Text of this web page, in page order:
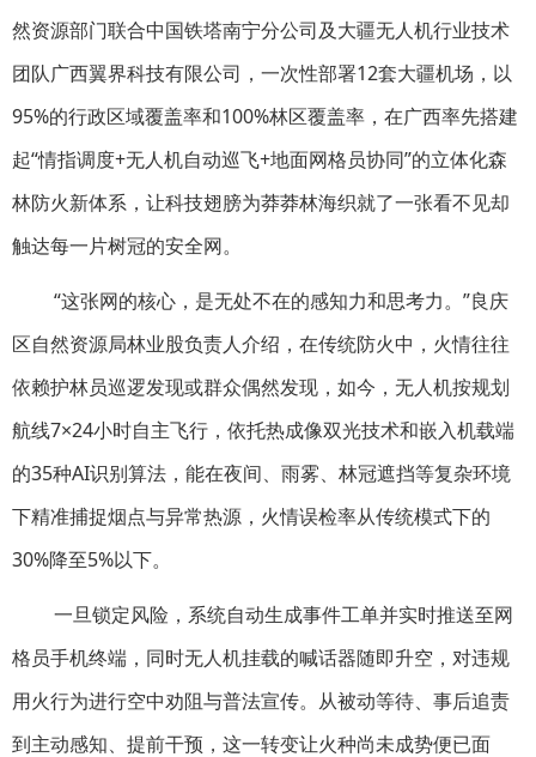
然资源部门联合中国铁塔南宁分公司及大疆无人机行业技术
团队广西翼界科技有限公司，一次性部署12套大疆机场，以
95%的行政区域覆盖率和100%林区覆盖率，在广西率先搭建
起“情指调度+无人机自动巡飞+地面网格员协同”的立体化森
林防火新体系，让科技翅膀为莽莽林海织就了一张看不见却
触达每一片树冠的安全网。
“这张网的核心，是无处不在的感知力和思考力。”良庆
区自然资源局林业股负责人介绍，在传统防火中，火情往往
依赖护林员巡逻发现或群众偶然发现，如今，无人机按规划
航线7×24小时自主飞行，依托热成像双光技术和嵌入机载端
的35种AI识别算法，能在夜间、雨雾、林冠遮挡等复杂环境
下精准捕捉烟点与异常热源，火情误检率从传统模式下的
30%降至5%以下。
一旦锁定风险，系统自动生成事件工单并实时推送至网
格员手机终端，同时无人机挂载的喊话器随即升空，对违规
用火行为进行空中劝阻与普法宣传。从被动等待、事后追责
到主动感知、提前干预，这一转变让火种尚未成势便已面